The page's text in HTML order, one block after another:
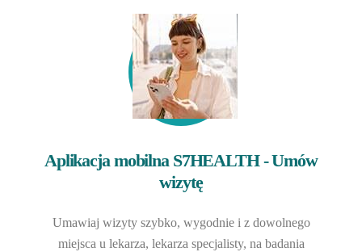
Aplikacja mobilna S7HEALTH - Umów
wizytę
Umawiaj wizyty szybko, wygodnie i z dowolnego
miejsca u lekarza, lekarza specjalisty, na badania